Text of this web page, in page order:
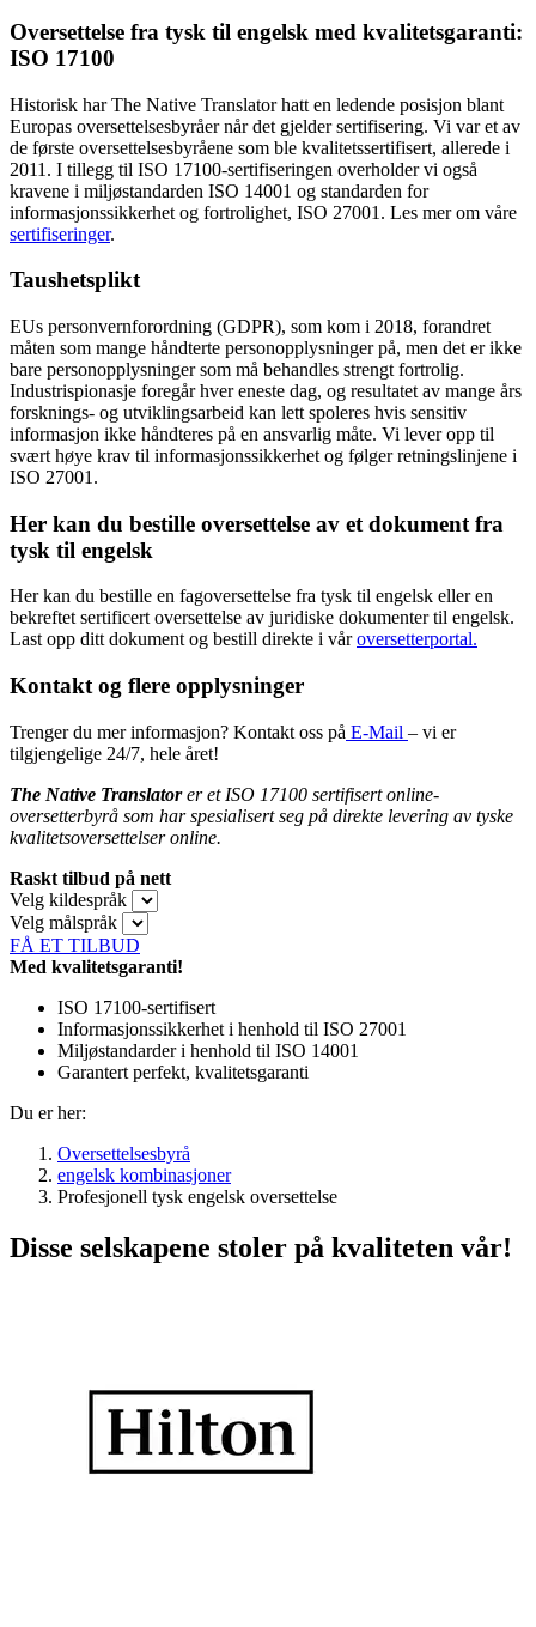
Oversettelse fra tysk til engelsk med kvalitetsgaranti:
ISO 17100
Historisk har The Native Translator hatt en ledende posisjon blant
Europas oversettelsesbyråer når det gjelder sertifisering. Vi var et av
de første oversettelsesbyråene som ble kvalitetssertifisert, allerede i
2011. I tillegg til ISO 17100-sertifiseringen overholder vi også
kravene i miljøstandarden ISO 14001 og standarden for
informasjonssikkerhet og fortrolighet, ISO 27001. Les mer om våre
sertifiseringer.
Taushetsplikt
EUs personvernforordning (GDPR), som kom i 2018, forandret
måten som mange håndterte personopplysninger på, men det er ikke
bare personopplysninger som må behandles strengt fortrolig.
Industrispionasje foregår hver eneste dag, og resultatet av mange års
forsknings- og utviklingsarbeid kan lett spoleres hvis sensitiv
informasjon ikke håndteres på en ansvarlig måte. Vi lever opp til
svært høye krav til informasjonssikkerhet og følger retningslinjene i
ISO 27001.
Her kan du bestille oversettelse av et dokument fra
tysk til engelsk
Her kan du bestille en fagoversettelse fra tysk til engelsk eller en
bekreftet sertificert oversettelse av juridiske dokumenter til engelsk.
Last opp ditt dokument og bestill direkte i våroversetterportal.
Kontakt og flere opplysninger
Trenger du mer informasjon? Kontakt oss på E-Mail – vi er
tilgjengelige 24/7, hele året!
The Native Translatorer et ISO 17100 sertifisert online-
oversetterbyrå som har spesialisert seg på direkte levering av tyske
kvalitetsoversettelser online.
Raskt tilbud på nett
Velg kildespråk
Velg målspråk
FÅ ET TILBUD
Med kvalitetsgaranti!
ISO 17100-sertifisert
Informasjonssikkerhet i henhold til ISO 27001
Miljøstandarder i henhold til ISO 14001
Garantert perfekt, kvalitetsgaranti
Du er her:
Oversettelsesbyrå
engelsk kombinasjoner
Profesjonell tysk engelsk oversettelse
Disse selskapene stoler på kvaliteten vår!